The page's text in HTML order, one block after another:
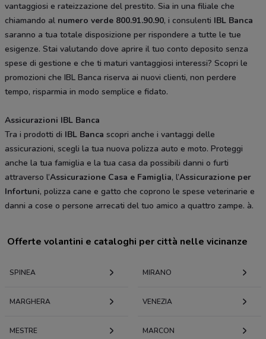
vantaggiosi e rateizzazione del prestito. Sia in una filiale che
chiamando al numero verde 800.91.90.90, i consulenti IBL Banca
saranno a tua totale disposizione per rispondere a tutte le tue
esigenze. Stai valutando dove aprire il tuo conto deposito senza
spese di gestione e che ti maturi vantaggiosi interessi? Scopri le
promozioni che IBL Banca riserva ai nuovi clienti, non perdere
tempo, risparmia in modo semplice e fidato.
Assicurazioni IBL Banca
Tra i prodotti di IBL Banca scopri anche i vantaggi delle
assicurazioni, scegli la tua nuova polizza auto e moto. Proteggi
anche la tua famiglia e la tua casa da possibili danni o furti
attraverso l’Assicurazione Casa e Famiglia, l’Assicurazione per
Infortuni, polizza cane e gatto che coprono le spese veterinarie e
danni a cose o persone arrecati del tuo amico a quattro zampe. à.
Offerte volantini e cataloghi per città nelle vicinanze
SPINEA MIRANO
MARGHERA VENEZIA
MESTRE MARCON